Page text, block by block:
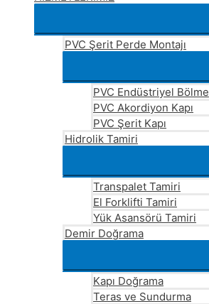
PVC Şerit Perde Montajı
PVC Endüstriyel Bölme
PVC Akordiyon Kapı
PVC Şerit Kapı
Hidrolik Tamiri
Transpalet Tamiri
El Forklifti Tamiri
Yük Asansörü Tamiri
Demir Doğrama
Kapı Doğrama
Teras ve Sundurma